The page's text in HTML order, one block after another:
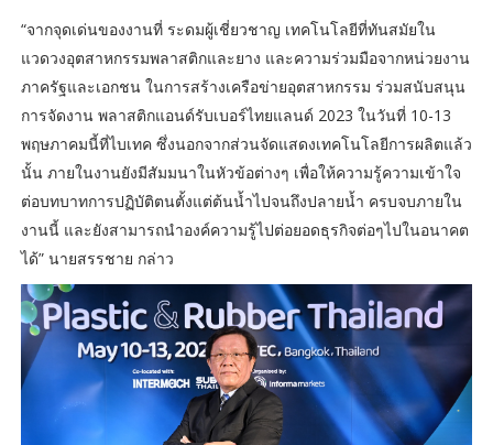
“จากจุดเด่นของงานที่ ระดมผู้เชี่ยวชาญ เทคโนโลยีที่ทันสมัยใน
แวดวงอุตสาหกรรมพลาสติกและยาง และความร่วมมือจากหน่วยงาน
ภาครัฐและเอกชน ในการสร้างเครือข่ายอุตสาหกรรม ร่วมสนับสนุน
การจัดงาน พลาสติกแอนด์รับเบอร์ไทยแลนด์ 2023 ในวันที่ 10-13
พฤษภาคมนี้ที่ไบเทค ซึ่งนอกจากส่วนจัดแสดงเทคโนโลยีการผลิตแล้ว
นั้น ภายในงานยังมีสัมมนาในหัวข้อต่างๆ เพื่อให้ความรู้ความเข้าใจ
ต่อบทบาทการปฏิบัติตนตั้งแต่ต้นน้ำไปจนถึงปลายน้ำ ครบจบภายใน
งานนี้ และยังสามารถนำองค์ความรู้ไปต่อยอดธุรกิจต่อๆไปในอนาคต
ได้” นายสรรชาย กล่าว